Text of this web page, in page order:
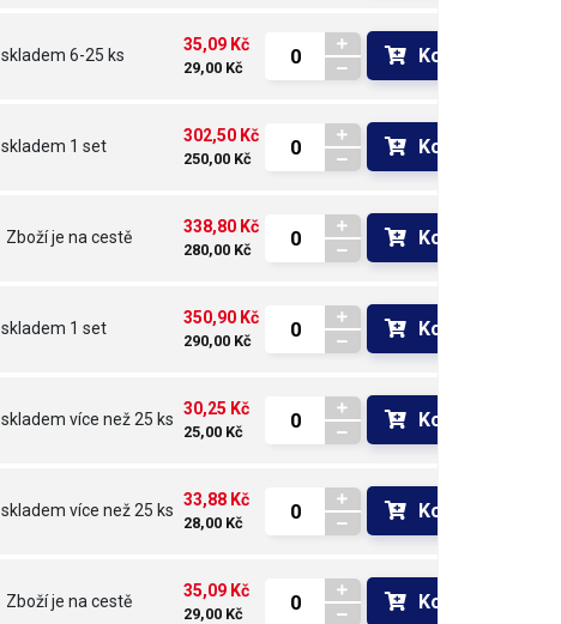
skladem 6-25 ks
35,09 Kč
29,00 Kč
Koupit
skladem 1 set
302,50 Kč
250,00 Kč
Koupit
Zboží je na cestě
338,80 Kč
280,00 Kč
Koupit
skladem 1 set
350,90 Kč
290,00 Kč
Koupit
skladem více než 25 ks
30,25 Kč
25,00 Kč
Koupit
skladem více než 25 ks
33,88 Kč
28,00 Kč
Koupit
Zboží je na cestě
35,09 Kč
29,00 Kč
Koupit